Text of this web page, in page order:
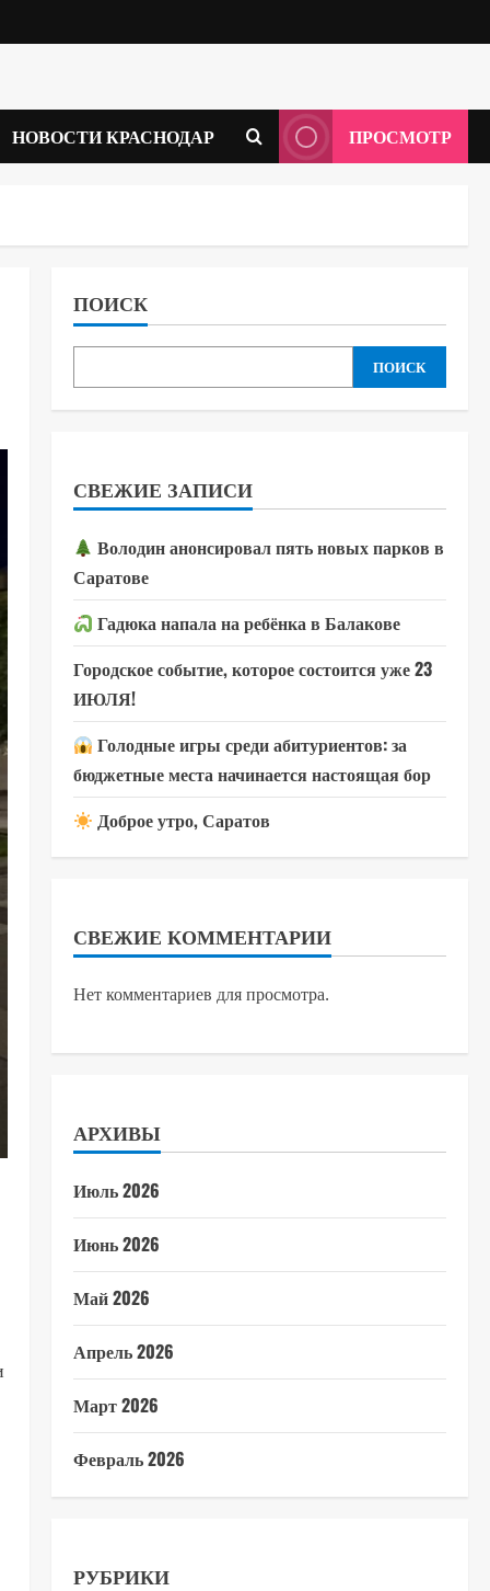
НОВОСТИ КРАСНОДАР ПРОСМОТР
ПОИСК
ПОИСК
СВЕЖИЕ ЗАПИСИ
Володин анонсировал пять новых парков в
Саратове
Гадюка напала на ребёнка в Балакове
Городское событие, которое состоится уже 23
ИЮЛЯ!
Голодные игры среди абитуриентов: за
бюджетные места начинается настоящая бор
Доброе утро, Саратов
СВЕЖИЕ КОММЕНТАРИИ
Нет комментариев для просмотра.
АРХИВЫ
Июль 2026
Июнь 2026
Май 2026
Апрель 2026
Март 2026
Февраль 2026
РУБРИКИ